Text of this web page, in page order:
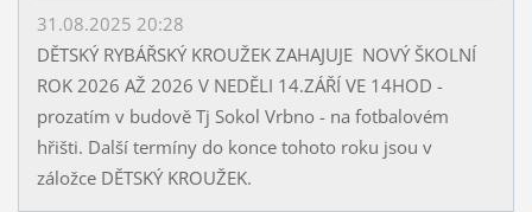
31.08.2025 20:28
DĚTSKÝ RYBÁŘSKÝ KROUŽEK ZAHAJUJE NOVÝ ŠKOLNÍ
ROK 2026 AŽ 2026 V NEDĚLI 14.ZÁŘÍ VE 14HOD -
prozatím v budově Tj Sokol Vrbno - na fotbalovém
hřišti. Další termíny do konce tohoto roku jsou v
záložce DĚTSKÝ KROUŽEK.